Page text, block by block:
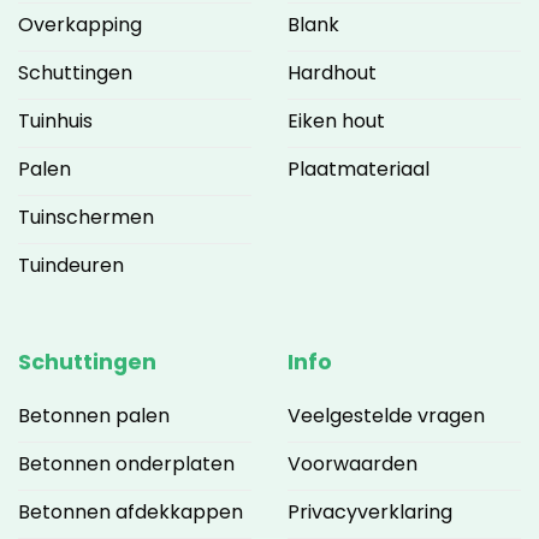
Overkapping
Schuttingen
Tuinhuis
Palen
Tuinschermen
Tuindeuren
Blank
Hardhout
Eiken hout
Plaatmateriaal
Schuttingen
Betonnen palen
Betonnen onderplaten
Betonnen afdekkappen
Info
Veelgestelde vragen
Voorwaarden
Privacyverklaring